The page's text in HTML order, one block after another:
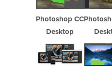
Photoshop CC
Desktop